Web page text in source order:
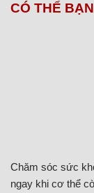
CÓ THỂ
Chăm sóc sức
ngay khi cơ thể